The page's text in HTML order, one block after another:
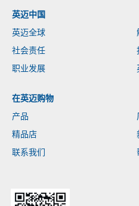
英迈中国
英迈全球
社会责任
职业发展
在英迈购物
产品
精品店
联系我们